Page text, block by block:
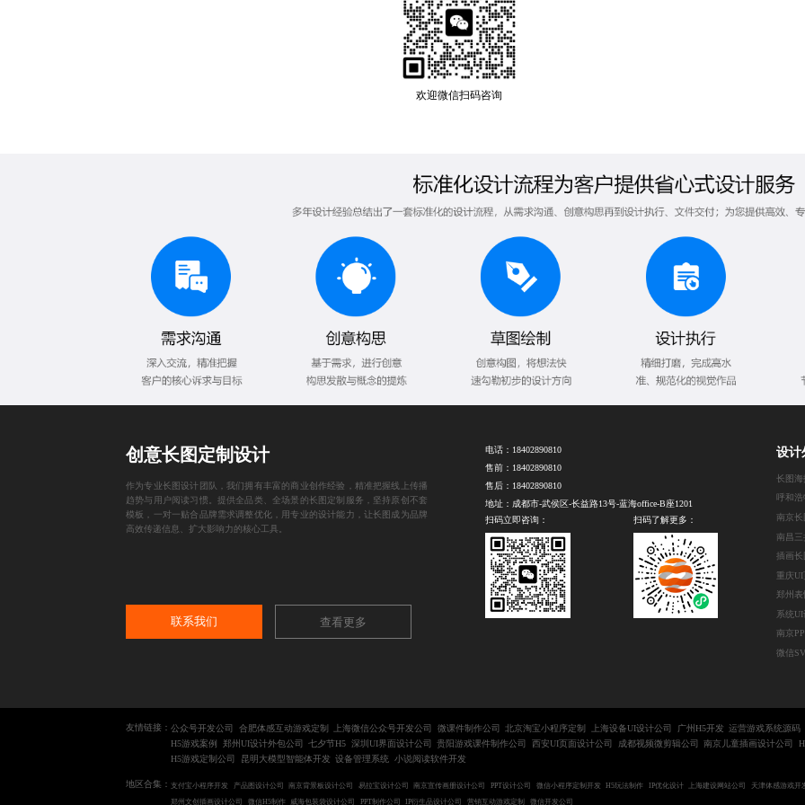
欢迎微信扫码咨询
创意长图定制设计
作为专业长图设计团队，我们拥有丰富的商业创作经验，精准把握线上传播
趋势与用户阅读习惯。提供全品类、全场景的长图定制服务，坚持原创不套
模板，一对一贴合品牌需求调整优化，用专业的设计能力，让长图成为品牌
高效传递信息、扩大影响力的核心工具。
联系我们 查看更多
电话： 18402890810
售前： 18402890810
售后： 18402890810
地址：成都市-武侯区-长益路13号-蓝海office-B座1201
扫码立即咨询：
扫码了解更多：
设计
长图海
南京长
南昌三
插画长
重庆
郑州
系统
微信
友情链接： 公众号开发公司 合肥体感互动游戏定制 上海微信公众号开发公司 微课件制作公司 北京淘宝小程序定制 上海设备UI设计公司 广州H5开发 运营游戏系统源码
H5游戏案例
郑州UI设计外包公司 七夕节H5 深圳UI界面设计公司 贵阳游戏课件制作公司 西安UI页面设计公司 成都视频微剪辑公司 南京儿童插画设计公司
H5游戏定制公司
昆明大模型智能体开发 设备管理系统 小说阅读软件开发
地区合集： 支付宝小程序开发 产品图设计公司 南京背景板设计公司 易拉宝设计公司 南京宣传画册设计公司 PPT设计公司 微信小程序定制开发 H5玩法制作 IP优化设计 上海建设网站公司
天津体感游戏开
郑州文创插画设计公司
微信H5制作 威海包装袋设计公司 PPT制作公司 IP衍生品设计公司 营销互动游戏定制 微信开发公司